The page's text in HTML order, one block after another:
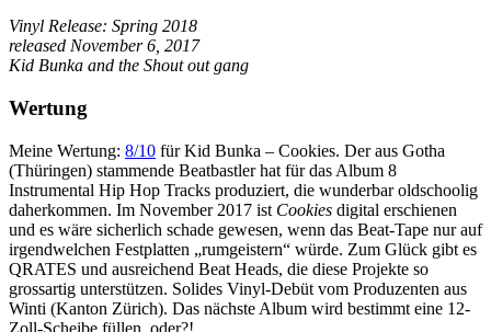
Vinyl Release: Spring 2018
released November 6, 2017
Kid Bunka and the Shout out gang
Wertung
Meine Wertung: 8/10 für Kid Bunka – Cookies. Der aus Gotha
(Thüringen) stammende Beatbastler hat für das Album 8
Instrumental Hip Hop Tracks produziert, die wunderbar oldschoolig
daherkommen. Im November 2017 ist Cookies digital erschienen
und es wäre sicherlich schade gewesen, wenn das Beat-Tape nur auf
irgendwelchen Festplatten „rumgeistern“ würde. Zum Glück gibt es
QRATES und ausreichend Beat Heads, die diese Projekte so
grossartig unterstützen. Solides Vinyl-Debüt vom Produzenten aus
Winti (Kanton Zürich). Das nächste Album wird bestimmt eine 12-
Zoll-Scheibe füllen, oder?!